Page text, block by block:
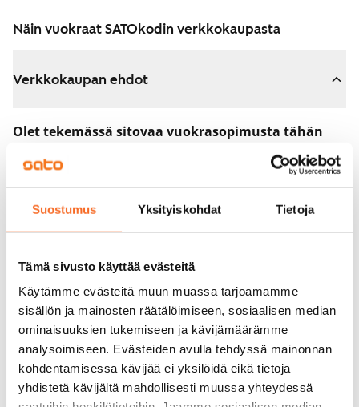
Suostumus Yksityiskohdat Tietoja
Tämä sivusto käyttää evästeitä
Käytämme evästeitä muun muassa tarjoamamme
sisällön ja mainosten räätälöimiseen, sosiaalisen median
ominaisuuksien tukemiseen ja kävijämäärämme
analysoimiseen. Evästeiden avulla tehdyssä mainonnan
kohdentamisessa kävijää ei yksilöidä eikä tietoja
yhdistetä kävijältä mahdollisesti muussa yhteydessä
Näin vuokraat SATOkodin verkkokaupasta
Verkkokaupan ehdot
Olet tekemässä sitovaa vuokrasopimusta tähän
Sopimus astuu voimaan heti, kun maksat 300 euron
varausmaksun verkkokaupassa. Palautamme summan
sinulle kokonaisuudessaan vuokrasopimuksen
Voit peruuttaa sopimuksen vielä asuntonäytöllä, jos
koti ei vastaa odotuksiasi. Tällöin palautamme
varausmaksun sinulle kokonaisuudessaan, yleensä
seuraavana arkipäivänä.
Vakuus 0 euroa.